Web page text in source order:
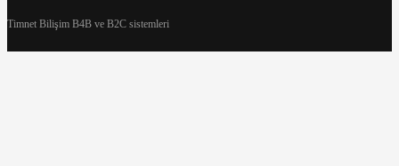
Timnet Bilişim B4B ve B2C sistemleri